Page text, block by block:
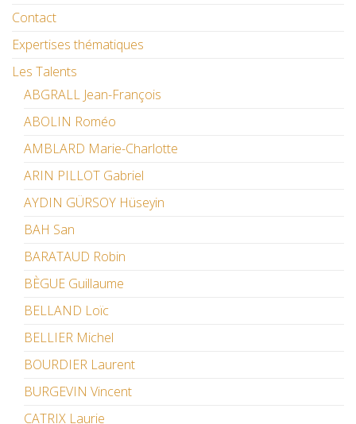
Contact
Expertises thématiques
Les Talents
ABGRALL Jean-François
ABOLIN Roméo
AMBLARD Marie-Charlotte
ARIN PILLOT Gabriel
AYDIN GÜRSOY Hüseyin
BAH San
BARATAUD Robin
BÈGUE Guillaume
BELLAND Loïc
BELLIER Michel
BOURDIER Laurent
BURGEVIN Vincent
CATRIX Laurie